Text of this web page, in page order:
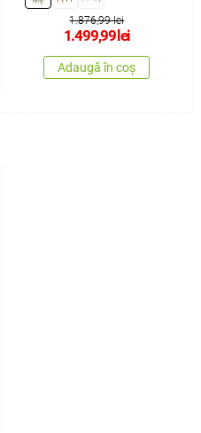
1.876,99 lei
1.499,99lei
Adaugă în coș